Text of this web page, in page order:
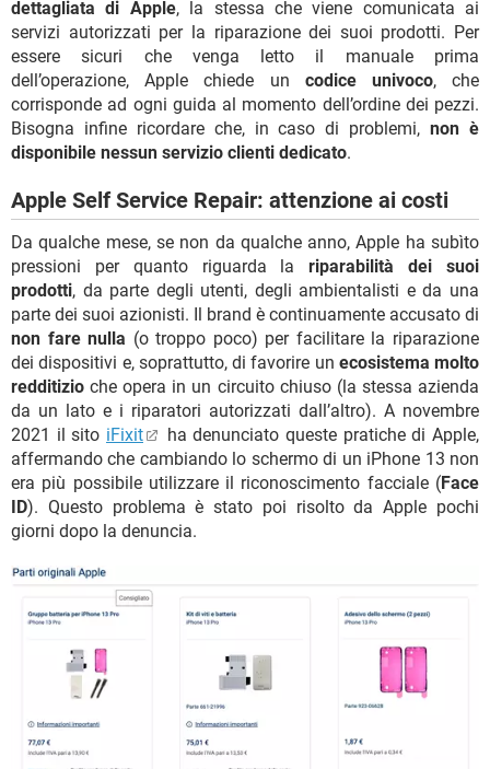
dettagliata di Apple, la stessa che viene comunicata ai
servizi autorizzati per la riparazione dei suoi prodotti. Per
essere sicuri che venga letto il manuale prima
dell’operazione, Apple chiede un codice univoco, che
corrisponde ad ogni guida al momento dell’ordine dei pezzi.
Bisogna infine ricordare che, in caso di problemi,non è
disponibile nessun servizio clienti dedicato.
Apple Self Service Repair: attenzione ai costi
Da qualche mese, se non da qualche anno, Apple ha subìto
pressioni per quanto riguarda lariparabilità dei suoi
prodotti, da parte degli utenti, degli ambientalisti e da una
parte dei suoi azionisti. Il brand è continuamente accusato di
non fare nulla (o troppo poco) per facilitare la riparazione
dei dispositivi e, soprattutto, di favorire un ecosistema molto
redditizio che opera in un circuito chiuso (la stessa azienda
da un lato e i riparatori autorizzati dall’altro). A novembre
2021 il sito iFixit
ha denunciato queste pratiche di Apple,
affermando che cambiando lo schermo di un iPhone 13 non
era più possibile utilizzare il riconoscimento facciale (Face
ID). Questo problema è stato poi risolto da Apple pochi
giorni dopo la denuncia.